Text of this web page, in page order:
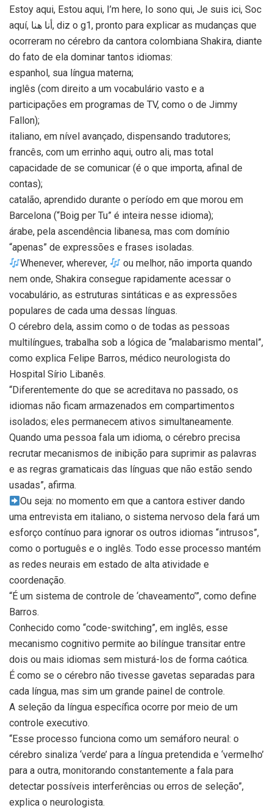
Estoy aqui, Estou aqui, I’m here, Io sono qui, Je suis ici, Soc
aquí, أنا هنا, diz o g1, pronto para explicar as mudanças que
ocorreram no cérebro da cantora colombiana Shakira, diante
do fato de ela dominar tantos idiomas:
espanhol, sua língua materna;
inglês (com direito a um vocabulário vasto e a
participações em programas de TV, como o de Jimmy
Fallon);
italiano, em nível avançado, dispensando tradutores;
francês, com um errinho aqui, outro ali, mas total
capacidade de se comunicar (é o que importa, afinal de
contas);
catalão, aprendido durante o período em que morou em
Barcelona (“Boig per Tu” é inteira nesse idioma);
árabe, pela ascendência libanesa, mas com domínio
“apenas” de expressões e frases isoladas.
Whenever, wherever,
ou melhor, não importa quando
nem onde, Shakira consegue rapidamente acessar o
vocabulário, as estruturas sintáticas e as expressões
populares de cada uma dessas línguas.
O cérebro dela, assim como o de todas as pessoas
multilíngues, trabalha sob a lógica de “malabarismo mental”,
como explica Felipe Barros, médico neurologista do
Hospital Sírio Libanês.
“Diferentemente do que se acreditava no passado, os
idiomas não ficam armazenados em compartimentos
isolados; eles permanecem ativos simultaneamente.
Quando uma pessoa fala um idioma, o cérebro precisa
recrutar mecanismos de inibição para suprimir as palavras
e as regras gramaticais das línguas que não estão sendo
usadas”, afirma.
Ou seja: no momento em que a cantora estiver dando
uma entrevista em italiano, o sistema nervoso dela fará um
esforço contínuo para ignorar os outros idiomas “intrusos”,
como o português e o inglês. Todo esse processo mantém
as redes neurais em estado de alta atividade e
coordenação.
“É um sistema de controle de ‘chaveamento’”, como define
Barros.
Conhecido como “code-switching”, em inglês, esse
mecanismo cognitivo permite ao bilíngue transitar entre
dois ou mais idiomas sem misturá-los de forma caótica.
É como se o cérebro não tivesse gavetas separadas para
cada língua, mas sim um grande painel de controle.
A seleção da língua específica ocorre por meio de um
controle executivo.
“Esse processo funciona como um semáforo neural: o
cérebro sinaliza ‘verde’ para a língua pretendida e ‘vermelho’
para a outra, monitorando constantemente a fala para
detectar possíveis interferências ou erros de seleção”,
explica o neurologista.